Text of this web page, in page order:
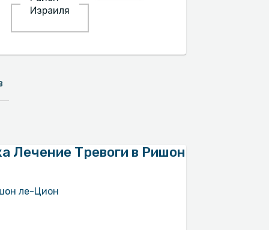
Израиля
Лечение Тревоги в Ришон
ле-Цион